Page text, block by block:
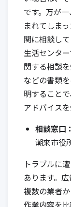
です。万が
まれてしま
関に相談し
生活センタ
関する相談
などの書類
明すること
アドバイス
相談窓口：
潮来市役
トラブルに
あります。
複数の業者
作業内容を